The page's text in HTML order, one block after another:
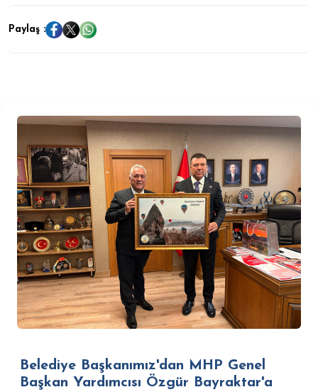
Paylaş :
Belediye Başkanımız'dan MHP Genel
Başkan Yardımcısı Özgür Bayraktar'a